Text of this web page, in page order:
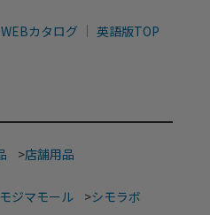
WEBカタログ 英語版TOP
>店舗用品
ジマモール >シモラボ